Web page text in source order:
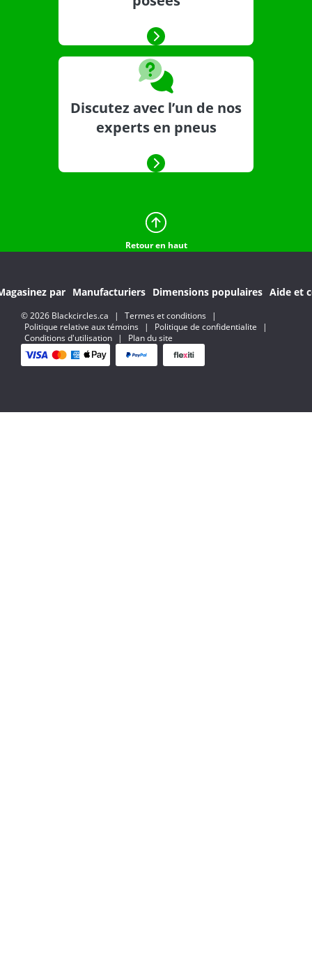
Discutez avec l’un de nos
experts en pneus
Retour en haut
par Manufacturiers Dimensions populaires Aide et
© 2026 Blackcircles.ca | Termes et conditions
|
Politique relative aux témoins
| Politique de confidentialite
|
Conditions d'utilisation
| Plan du site